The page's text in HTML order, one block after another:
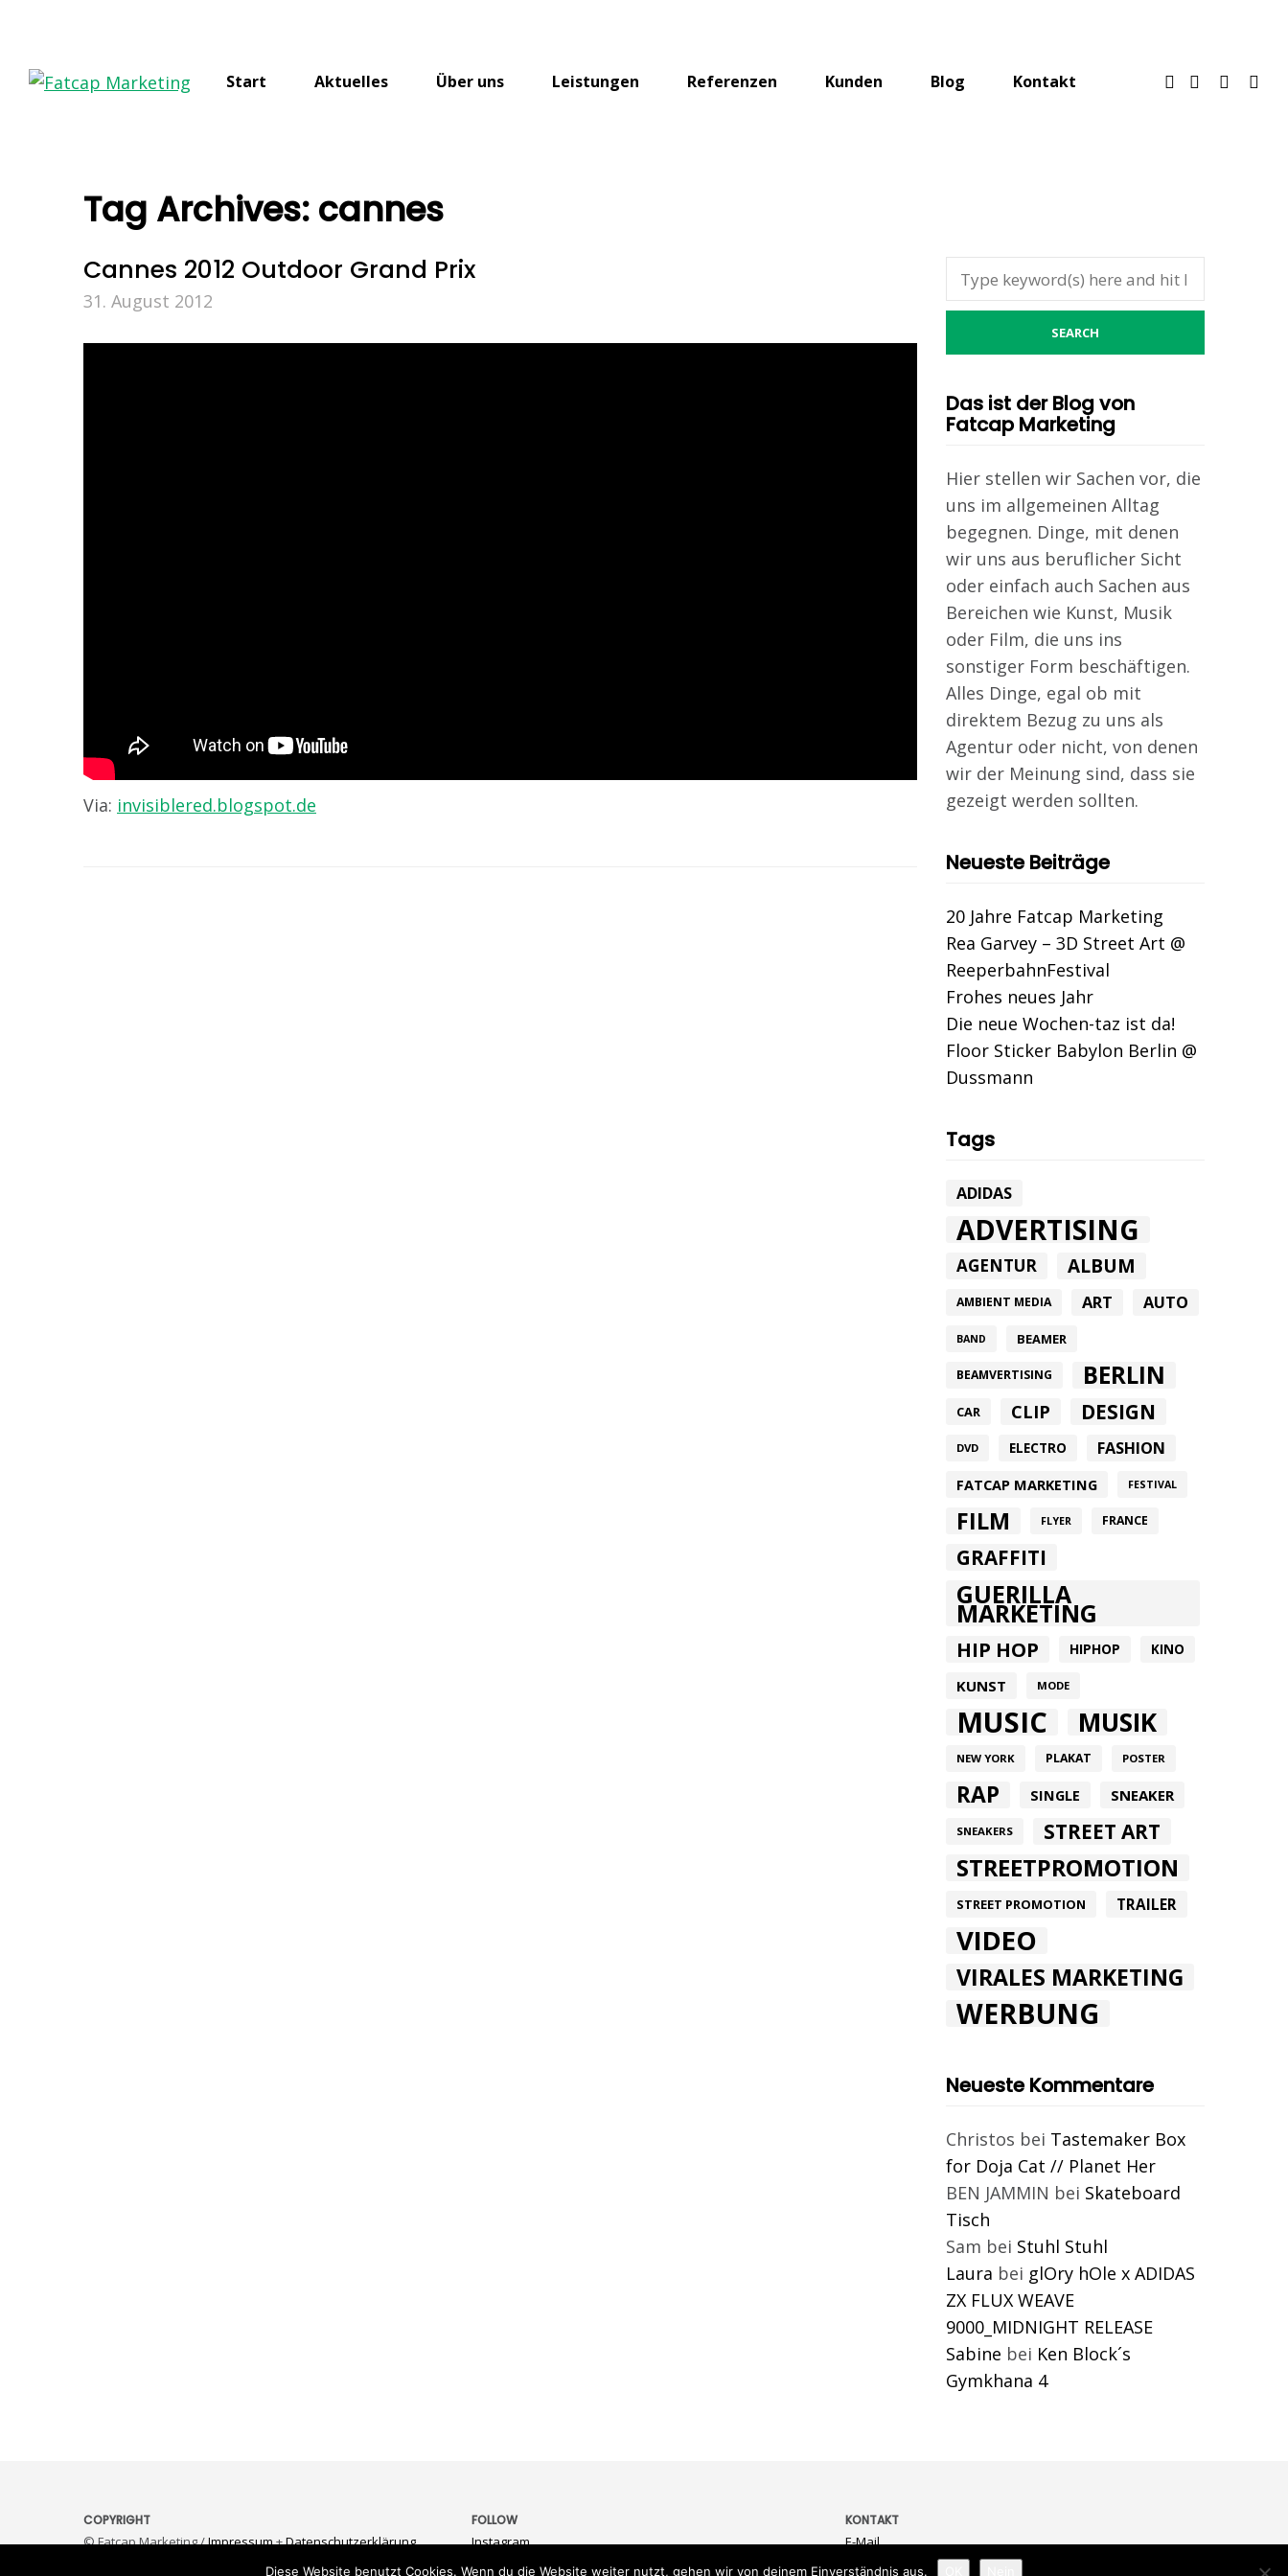
Start Aktuelles Über uns Leistungen Referenzen Kunden Blog Kontakt
Tag Archives: cannes
Cannes 2012 Outdoor Grand Prix
31. August 2012
Via: invisiblered.blogspot.de
Das ist der Blog von
Fatcap Marketing
Hier stellen wir Sachen vor, die
uns im allgemeinen Alltag
begegnen. Dinge, mit denen
wir uns aus beruflicher Sicht
oder einfach auch Sachen aus
Bereichen wie Kunst, Musik
oder Film, die uns ins
sonstiger Form beschäftigen.
Alles Dinge, egal ob mit
direktem Bezug zu uns als
Agentur oder nicht, von denen
wir der Meinung sind, dass sie
gezeigt werden sollten.
Neueste Beiträge
20 Jahre Fatcap Marketing
Rea Garvey – 3D Street Art @
ReeperbahnFestival
Frohes neues Jahr
Die neue Wochen-taz ist da!
Floor Sticker Babylon Berlin @
Dussmann
Tags
ADIDAS
ADVERTISING
AGENTUR ALBUM
AMBIENT MEDIA ART AUTO
BAND BEAMER
BEAMVERTISING BERLIN
CAR CLIP DESIGN
DVD ELECTRO FASHION
FATCAP MARKETING FESTIVAL
FILM FLYER FRANCE
GRAFFITI
GUERILLA
MARKETING
HIP HOP HIPHOP KINO
KUNST MODE
MUSIC MUSIK
NEW YORK PLAKAT POSTER
RAP SINGLE SNEAKER
SNEAKERS STREET ART
STREETPROMOTION
STREET PROMOTION TRAILER
VIDEO
VIRALES MARKETING
WERBUNG
Neueste Kommentare
Christos bei Tastemaker Box
for Doja Cat // Planet Her
BEN JAMMIN bei Skateboard
Tisch
Sam bei Stuhl Stuhl
Laura bei glOry hOle x ADIDAS
ZX FLUX WEAVE
9000_MIDNIGHT RELEASE
Sabine bei Ken Block´s
Gymkhana 4
COPYRIGHT
© Fatcap Marketing /Impressum+Datenschutzerklärung
FOLLOW
Instagram
KONTAKT
E-Mail
Diese Website benutzt Cookies. Wenn du die Website weiter nutzt, gehen wir von deinem Einverständnis aus.